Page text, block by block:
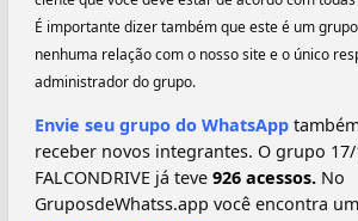
É importante dizer também que este é um
nenhuma relação com o nosso site e o único
administrador do grupo.
Envie seu grupo do WhatsApp
receber novos integrantes. O grupo 17/
FALCONDRIVE já teve 926 acessos. No
GruposdeWhatss.app você encontra